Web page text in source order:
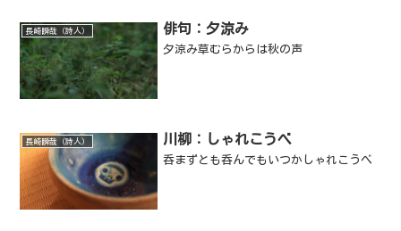
長崎瞬哉（詩人） 俳句：夕涼み
夕涼み草むらからは秋の声
長崎瞬哉（詩人） 川柳：しゃれこうべ
呑まずとも呑んでもいつかしゃれこうべ